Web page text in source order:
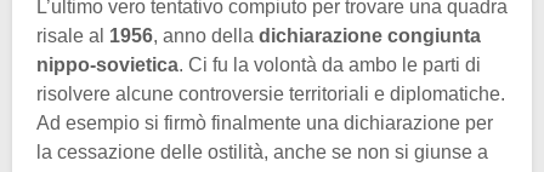
L’ultimo vero tentativo compiuto per trovare una quadra
risale al 1956, anno della dichiarazione congiunta
nippo-sovietica. Ci fu la volontà da ambo le parti di
risolvere alcune controversie territoriali e diplomatiche.
Ad esempio si firmò finalmente una dichiarazione per
la cessazione delle ostilità, anche se non si giunse a